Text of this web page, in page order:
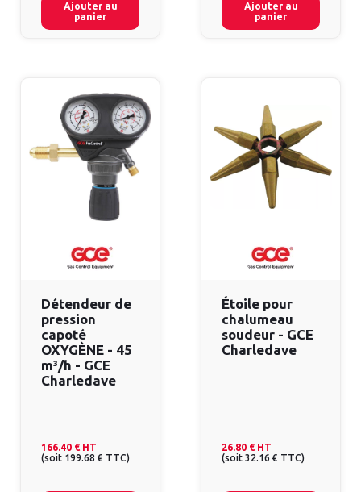
Ajouter au
panier
Ajouter au
panier
Détendeur de
pression
capoté
OXYGÈNE - 45
m³/h - GCE
Charledave
166.40 € HT
(soit 199.68 € TTC)
Étoile pour
chalumeau
soudeur - GCE
Charledave
26.80 € HT
(soit 32.16 € TTC)